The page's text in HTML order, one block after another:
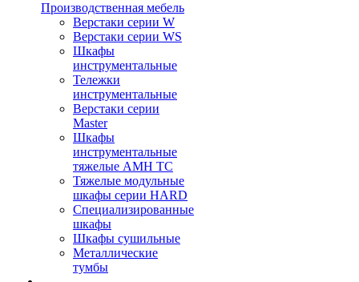
Производственная мебель
Верстаки серии W
Верстаки серии WS
Шкафы
инструментальные
Тележки
инструментальные
Верстаки серии
Master
Шкафы
инструментальные
тяжелые AMH TC
Тяжелые модульные
шкафы серии HARD
Cпециализированные
шкафы
Шкафы сушильные
Металлические
тумбы